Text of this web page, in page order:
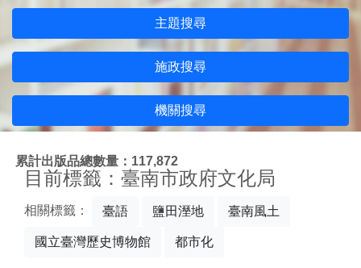
主題搜尋
施政搜尋
機關搜尋
累計出版品總數量：117,872
目前標籤：臺南市政府文化局
相關標籤： 臺語 鹽田溼地 臺南風土
國立臺灣歷史博物館 都市化